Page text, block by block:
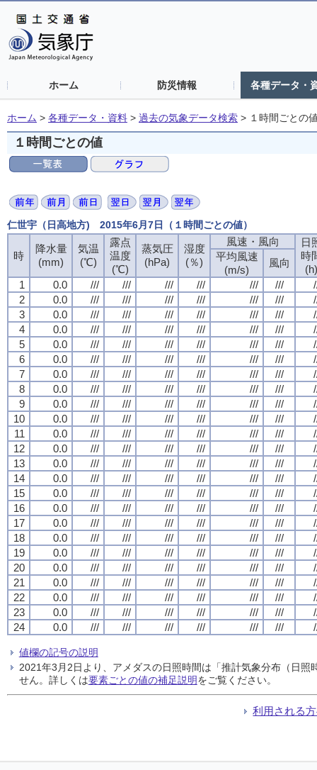
ホーム 防災情報 各種データ・
ホーム > 各種データ・資料 > 過去の気象データ検索 > １時間ごとの
１時間ごとの値
仁世宇（日高地方) 2015年6月7日（１時間ごとの値）
時
降水量
(mm)
気温
(℃)
露点
温度
(℃)
蒸気圧
(hPa)
湿度
(％)
風速・風向
日
時
(h)
平均風速
(m/s)
風向
1
0.0 /// /// /// /// /// ///
2
0.0 /// /// /// /// /// ///
3
0.0 /// /// /// /// /// ///
4
0.0 /// /// /// /// /// ///
5
0.0 /// /// /// /// /// ///
6
0.0 /// /// /// /// /// ///
7
0.0 /// /// /// /// /// ///
8
0.0 /// /// /// /// /// ///
9
0.0 /// /// /// /// /// ///
10
0.0 /// /// /// /// /// ///
11
0.0 /// /// /// /// /// ///
12
0.0 /// /// /// /// /// ///
13
0.0 /// /// /// /// /// ///
14
0.0 /// /// /// /// /// ///
15
0.0 /// /// /// /// /// ///
16
0.0 /// /// /// /// /// ///
17
0.0 /// /// /// /// /// ///
18
0.0 /// /// /// /// /// ///
19
0.0 /// /// /// /// /// ///
20
0.0 /// /// /// /// /// ///
21
0.0 /// /// /// /// /// ///
22
0.0 /// /// /// /// /// ///
23
0.0 /// /// /// /// /// ///
24
0.0 /// /// /// /// /// ///
値欄の記号の説明
2021年3月2日より、アメダスの日照時間は「推計気象分布（日
せん。詳しくは要素ごとの値の補足説明をご覧ください。
利用される